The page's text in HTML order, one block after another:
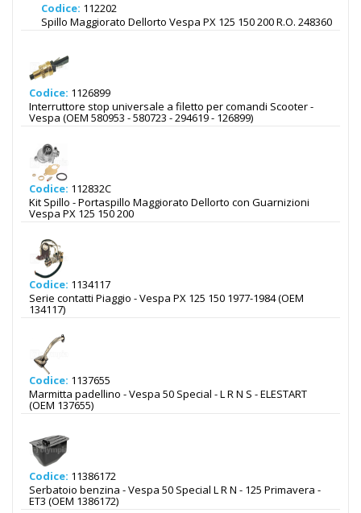
Codice: 112202
Spillo Maggiorato Dellorto Vespa PX 125 150 200 R.O. 248360
Codice: 1126899
Interruttore stop universale a filetto per comandi Scooter -
Vespa (OEM 580953 - 580723 - 294619 - 126899)
Codice: 112832C
Kit Spillo - Portaspillo Maggiorato Dellorto con Guarnizioni
Vespa PX 125 150 200
Codice: 1134117
Serie contatti Piaggio - Vespa PX 125 150 1977-1984 (OEM
134117)
Codice: 1137655
Marmitta padellino - Vespa 50 Special - L R N S - ELESTART
(OEM 137655)
Codice: 11386172
Serbatoio benzina - Vespa 50 Special L R N - 125 Primavera -
ET3 (OEM 1386172)